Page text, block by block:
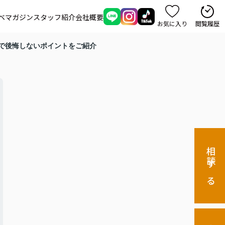
マガジンスタッフ紹介会社概要
お気に入り 閲覧履歴
相談する
後悔しないポイントをご紹介